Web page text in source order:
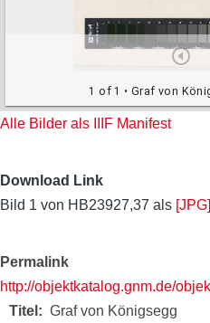
1 of 1 • Graf von
Alle Bilder als IIIF Manifest
Download Link
Bild 1 von HB23927,37 als [JPG]
Permalink
http://objektkatalog.gnm.de/
Titel
Graf von Königsegg